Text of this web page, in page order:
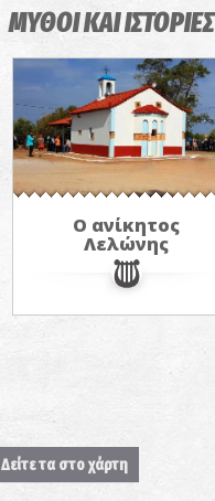
ΜΥΘΟΙ ΚΑΙ ΙΣΤΟΡΙΕΣ
Ο ανίκητος
Λελώνης
Δείτε τα στο χάρτη